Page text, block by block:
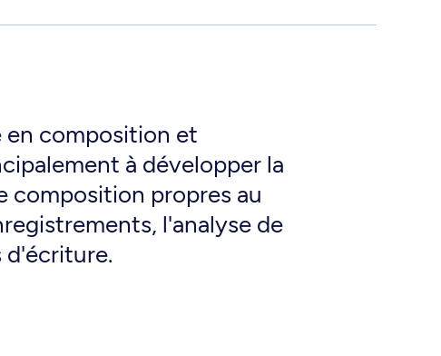
en composition et
à développer la
composition propres au
l'analyse de
d'écriture.